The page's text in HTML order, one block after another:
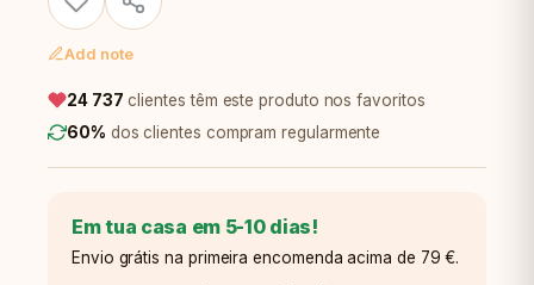
Add note
24 737 clientes têm este produto nos favoritos
60% dos clientes compram regularmente
Em tua casa em 5-10 dias!
Envio grátis na primeira encomenda acima de 79 €.